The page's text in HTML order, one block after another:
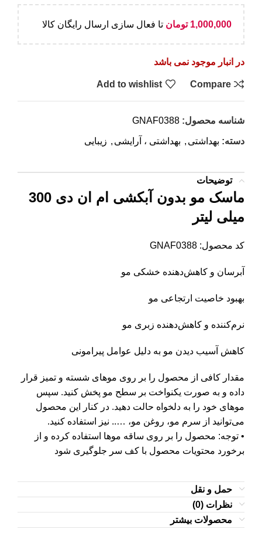
1,000,000 تومان تا فعال سازی ارسال رایگان کالا
در انبار موجود نمی باشد
Compare
Add to wishlist
شناسه محصول: GNAF0388
دسته: بهداشتی , بهداشتی ، آرایشی , زیبایی
توضیحات
ماسک مو بدون آبکشی ام ان دی 300
میلی لیتر
کد محصول: GNAF0388
آبرسان و کاهش‌دهنده خشکی مو
بهبود خاصیت ارتجاعی مو
نرم‌کننده و کاهش‌دهنده زبری مو
کاهش آسیب دیدن مو به دلیل عوامل پیرامونی
مقدار کافی از محصول را بر روی موهای شسته و تمیز قرار
داده و به صورت یکنواخت بر سطح مو پخش کنید. سپس
موهای خود را به دلخواه حالت دهید. در کنار این محصول
می‌توانید از سرم مو، روغن مو، ….. نیز استفاده کنید.
• توجه: محصول را بر روی ساقه موها استفاده کرده و از
برخورد محتویات محصول با کف سر جلوگیری شود
حمل و نقل
نظرات (0)
محصولات بیشتر